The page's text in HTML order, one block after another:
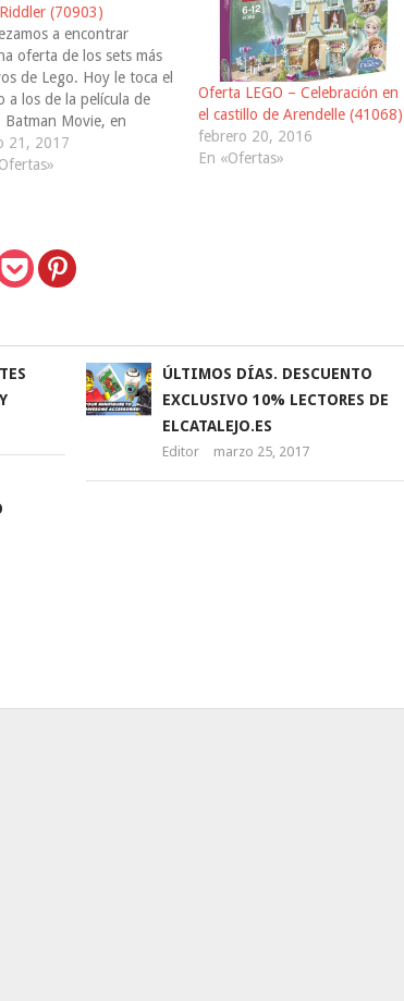
(70903)
a encontrar
oferta de los sets más
de Lego. Hoy le toca el
a los de la película de
Batman Movie, en
un 32% en el LEGO
- Coche misterioso de
21, 2017
Oferta LEGO – Celebración en
el castillo de Arendelle (41068)
febrero 20, 2016
En «Ofertas»
ÚLTIMOS DÍAS. DESCUENTO
EXCLUSIVO 10% LECTORES DE
ELCATALEJO.ES
Editor marzo 25, 2017